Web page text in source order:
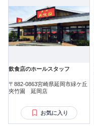
飲食店のホールスタッフ
〒882-0863宮崎県延岡市緑ケ丘
夾竹園 延岡店
お気に入り